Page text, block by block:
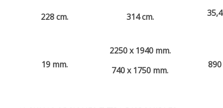
228 cm. 314 cm.
19 mm.
2250 x 1940 mm.
740 x 1750 mm.